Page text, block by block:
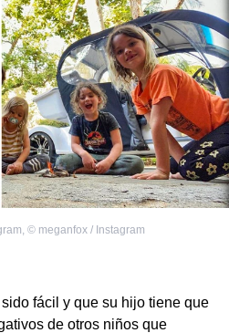
, © meganfox / Instagram
fácil y que su hijo tiene que
de otros niños que